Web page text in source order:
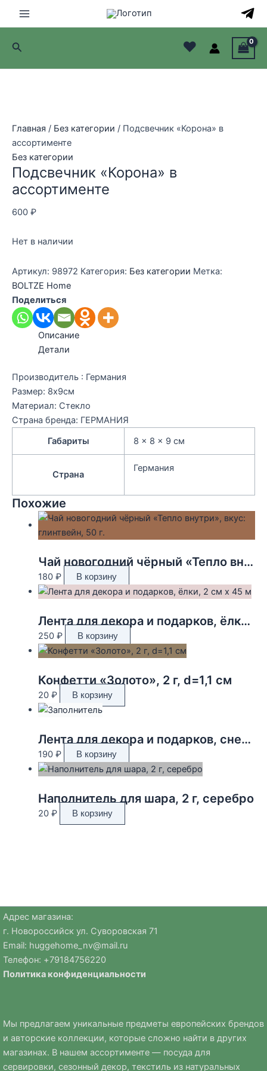
Main
Menu
Поиск ♥
Главная / Без категории / Подсвечник «Корона» в
ассортименте
Без категории
Подсвечник «Корона» в
ассортименте
600 ₽
Нет в наличии
Артикул: 98972 Категория: Без категории Метка:
BOLTZE Home
Поделиться
Описание
Детали
Производитель : Германия
Размер: 8х9см
Материал: Стекло
Страна бренда: ГЕРМАНИЯ
Габариты
8 × 8 × 9 см
Страна
Германия
Похожие
Чай новогодний чёрный «Тепло внутри», вкус: глинтвейн, 50 г.
180 ₽ В корзину
Лента для декора и подарков, ёлки, 2 см х 45 м
250 ₽ В корзину
Конфетти «Золото», 2 г, d=1,1 см
20 ₽ В корзину
Лента для декора и подарков, снежинки, 2 см х 45 м
190 ₽ В корзину
Наполнитель для шара, 2 г, серебро
20 ₽ В корзину
Адрес магазина:
г. Новороссийск ул. Суворовская 71
Email: huggehome_nv@mail.ru
Телефон: +79184756220
Политика конфиденциальности
Мы предлагаем уникальные предметы европейских брендов
и авторские коллекции, которые сложно найти в других
магазинах. В нашем ассортименте — посуда для
сервировки, сезонный декор, текстиль из натуральных